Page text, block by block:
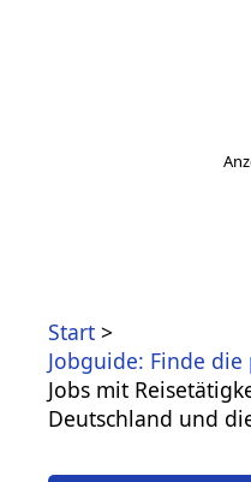
Start
Jobguide: Finde
Jobs mit
Deutschland und